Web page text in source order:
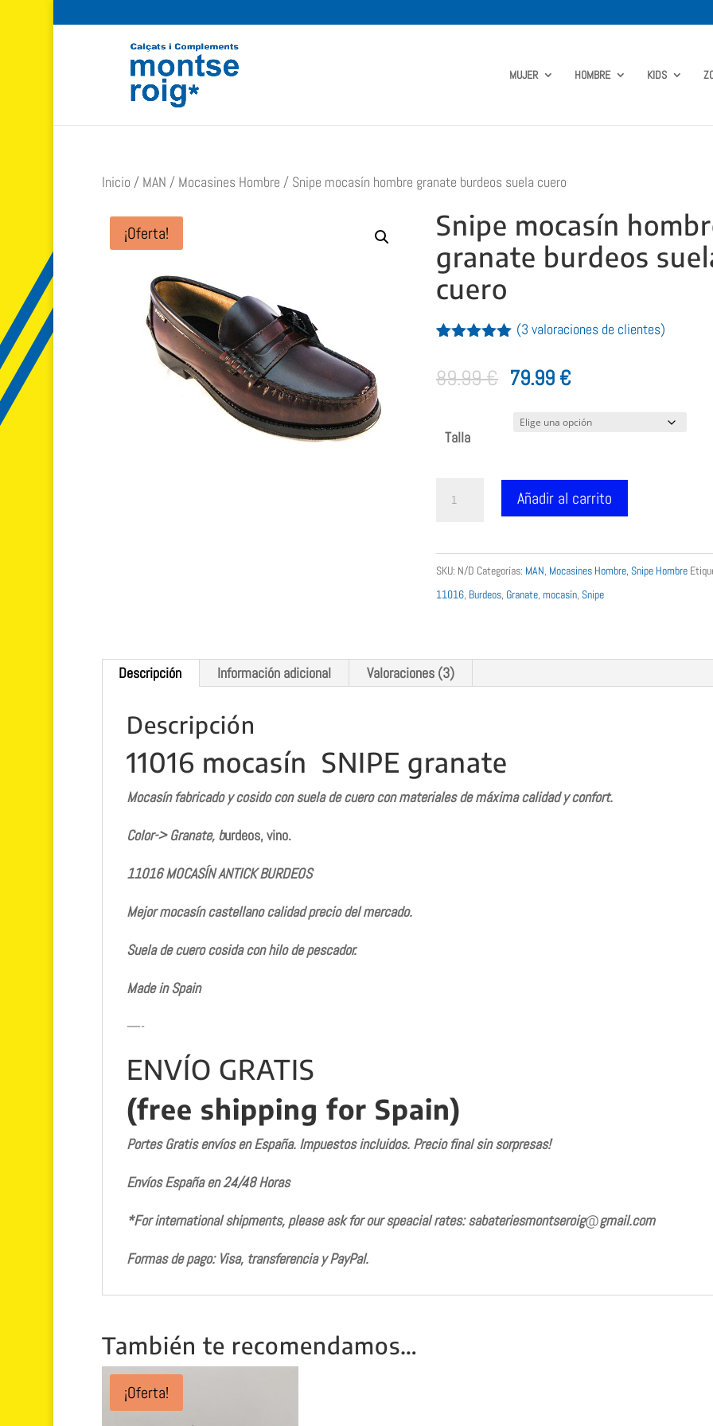
MUJER HOMBRE KIDS
Inicio / MAN / Mocasines Hombre / Snipe mocasín hombre granate burdeos suela cuero
¡Oferta!
Snipe mocasín
granate burdeos
cuero
5 en base
clientes
(3 valoraciones de clientes)
89.99€ El
original
89.99 €.
79.99 €El
actual
79.99 €.
Talla
cantidad
Añadir al carrito
SKU: N/D Categorías: MAN, Mocasines Hombre,Snipe Hombre
11016, Burdeos, Granate,mocasín,Snipe
Descripción Información adicional Valoraciones (3)
Descripción
11016 mocasín SNIPE granate
Mocasín fabricado y cosido con suela de cuero con materiales demáximacalidad y confort.
Color-> Granate, burdeos, vino.
11016 MOCASÍN ANTICK BURDEOS
Mejor mocasín castellano calidad precio del mercado.
Suela de cuero cosida con hilo de pescador.
Made in Spain
—-
ENVÍO GRATIS
(free shipping for Spain)
Portes Gratis envíos en España. Impuestos incluidos. Precio final sin sorpresas!
Envíos España en 24/48 Horas
*For international shipments, please ask for our speacial rates: sabateriesmontseroig@gmail.com
Formas de pago: Visa, transferencia y PayPal.
También te recomendamos…
¡Oferta!